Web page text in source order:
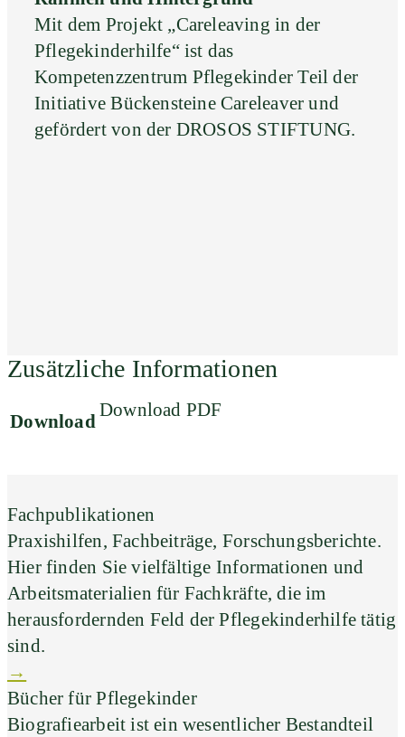
Mit dem Projekt „Careleaving in der
Pflegekinderhilfe“ ist das
Kompetenzzentrum Pflegekinder Teil der
Initiative Bückensteine Careleaver und
gefördert von der DROSOS STIFTUNG.
Zusätzliche Informationen
Download
Download PDF
Fachpublikationen
Praxishilfen, Fachbeiträge, Forschungsberichte.
Hier finden Sie vielfältige Informationen und
Arbeitsmaterialien für Fachkräfte, die im
herausfordernden Feld der Pflegekinderhilfe tätig
sind.
→
Bücher für Pflegekinder
Biografiearbeit ist ein wesentlicher Bestandteil